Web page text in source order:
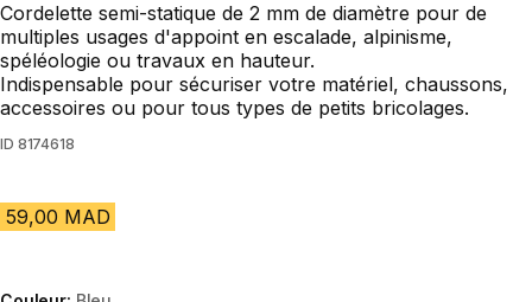
Cordelette semi-statique de 2 mm de diamètre pour de
multiples usages d'appoint en escalade, alpinisme,
spéléologie ou travaux en hauteur.
Indispensable pour sécuriser votre matériel, chaussons,
accessoires ou pour tous types de petits bricolages.
ID 8174618
59,00 MAD